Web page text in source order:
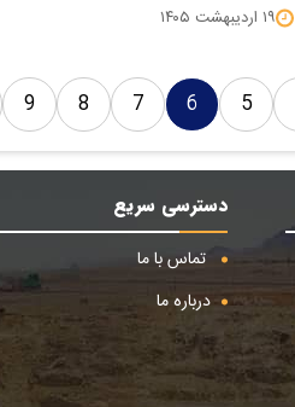
۱۹ اردیبهشت ۱۴۰۵
5
6
7
8
9
دسترسی سریع
تماس با ما
درباره ما